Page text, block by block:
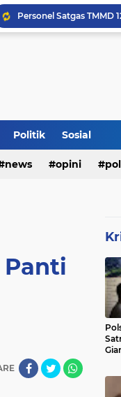
Inilah Tampilan Baru
Politik Sosial
news opini